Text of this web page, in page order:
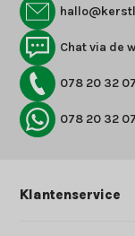
Chat via de
078 20 32
078 20 32
Klantenservice